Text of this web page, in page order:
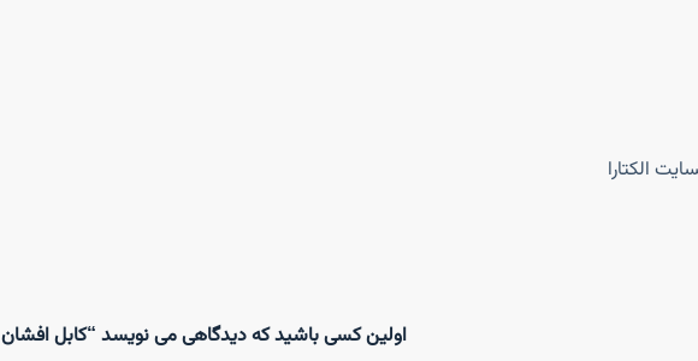
الکتارا
اولین کسی باشید که دیدگاهی می نویسد “کابل افشان ۷۰*۳ پرتو الکتریک”